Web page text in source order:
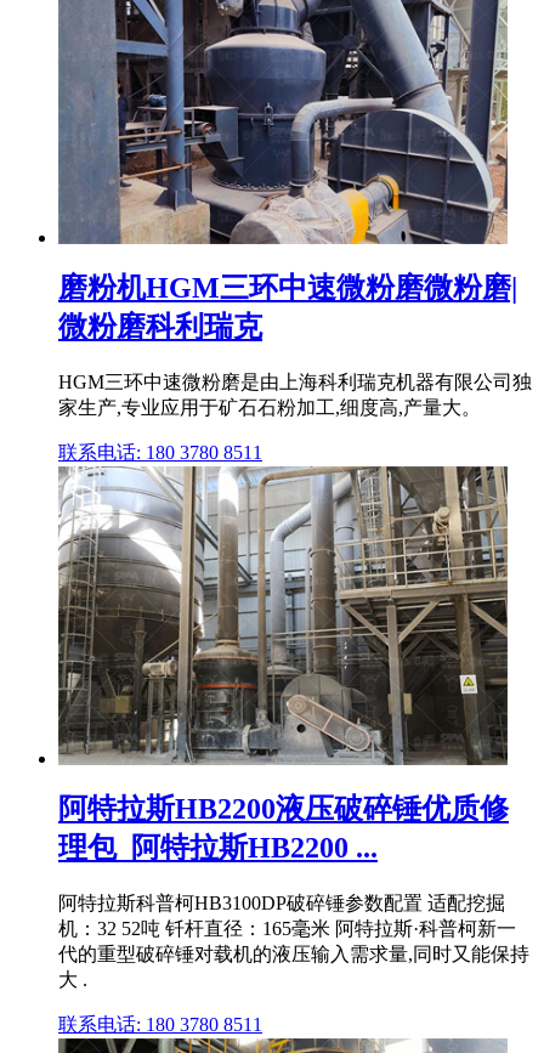
磨粉机HGM三环中速微粉磨微粉磨|
微粉磨科利瑞克
HGM三环中速微粉磨是由上海科利瑞克机器有限公司独
家生产,专业应用于矿石石粉加工,细度高,产量大。
联系电话: 180 3780 8511
阿特拉斯HB2200液压破碎锤优质修
理包_阿特拉斯HB2200 ...
阿特拉斯科普柯HB3100DP破碎锤参数配置 适配挖掘
机：32 52吨 钎杆直径：165毫米 阿特拉斯·科普柯新一
代的重型破碎锤对载机的液压输入需求量,同时又能保持
大 .
联系电话: 180 3780 8511